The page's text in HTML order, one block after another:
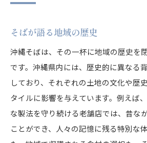
そばが語る地域の歴史
沖縄そばは、その一杯に地域の歴史を
です。沖縄県内には、歴史的に異なる
しており、それぞれの土地の文化や歴
タイルに影響を与えています。例えば
な製法を守り続ける老舗店では、昔な
ことができ、人々の記憶に残る特別な